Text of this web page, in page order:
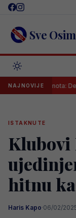
Skip
content Sve
NAJNOVIJE
sramota: Delije
ISTAKNUTE
Klubovi
hitnu
Haris Kapo·06/02/